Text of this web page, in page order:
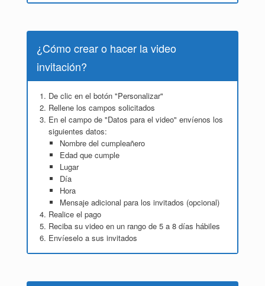
¿Cómo crear o hacer la video
invitación?
De clic en el botón "Personalizar"
Rellene los campos solicitados
En el campo de "Datos para el video" envíenos los
siguientes datos:
Nombre del cumpleañero
Edad que cumple
Lugar
Día
Hora
Mensaje adicional para los invitados (opcional)
Realice el pago
Reciba su video en un rango de 5 a 8 días hábiles
Envíeselo a sus invitados